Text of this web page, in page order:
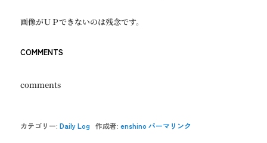
画像がＵＰできないのは残念です。
COMMENTS
comments
カテゴリー:Daily Log 作成者:enshino パーマリンク